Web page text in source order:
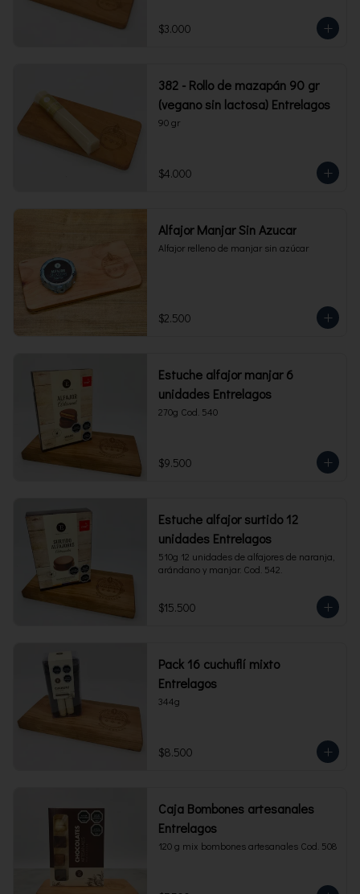
$3.000
382 - Rollo de mazapán 90 gr
(vegano sin lactosa) Entrelagos
90 gr
$4.000
Alfajor Manjar Sin Azucar
Alfajor relleno de manjar sin azúcar
$2.500
Estuche alfajor manjar 6
unidades Entrelagos
270g Cod. 540
$9.500
Estuche alfajor surtido 12
unidades Entrelagos
510g 12 unidades de alfajores de naranja,
arándano y manjar. Cod. 542.
$15.500
Pack 16 cuchuflí mixto
Entrelagos
344g
$8.500
Caja Bombones artesanales
Entrelagos
120 g mix bombones artesanales Cod. 508